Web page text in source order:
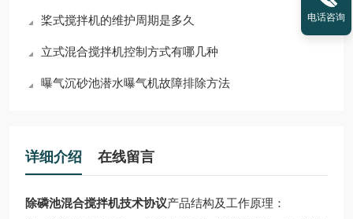
桨式搅拌机的维护周期是多久
立式混合搅拌机控制方式有哪几种
曝气沉砂池潜水曝气机故障排除方法
详细介绍 在线留言
除磷池混合搅拌机技术协议产品结构及工作原理 ：
电话咨询